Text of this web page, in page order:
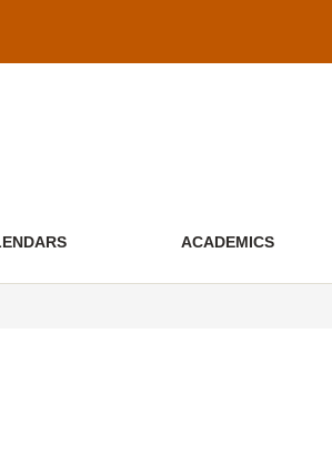
ACADEMICS